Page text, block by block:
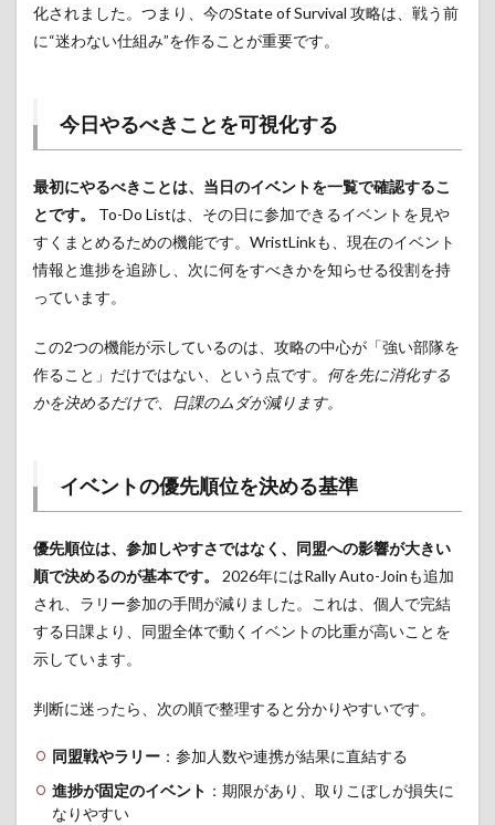
化されました。つまり、今のState of Survival 攻略は、戦う前
に“迷わない仕組み”を作ることが重要です。
今日やるべきことを可視化する
最初にやるべきことは、当日のイベントを一覧で確認するこ
とです。
To-Do Listは、その日に参加できるイベントを見や
すくまとめるための機能です。WristLinkも、現在のイベント
情報と進捗を追跡し、次に何をすべきかを知らせる役割を持
っています。
この2つの機能が示しているのは、攻略の中心が「強い部隊を
作ること」だけではない、という点です。 何を先に消化する
かを決めるだけで、日課のムダが減ります。
イベントの優先順位を決める基準
優先順位は、参加しやすさではなく、同盟への影響が大きい
順で決めるのが基本です。
2026年にはRally Auto-Joinも追加
され、ラリー参加の手間が減りました。これは、個人で完結
する日課より、同盟全体で動くイベントの比重が高いことを
示しています。
判断に迷ったら、次の順で整理すると分かりやすいです。
同盟戦やラリー ：参加人数や連携が結果に直結する
進捗が固定のイベント ：期限があり、取りこぼしが損失に
なりやすい